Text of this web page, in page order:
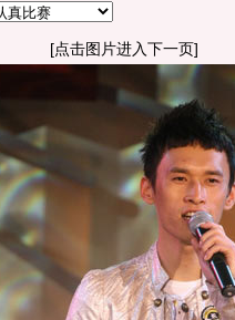
[点击图片进入下一页]